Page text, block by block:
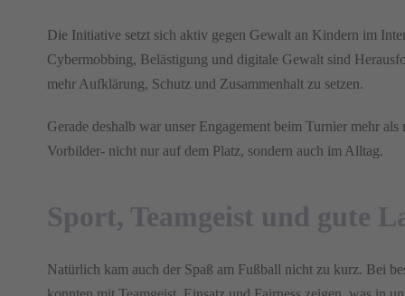
Die Initiative setzt sich aktiv gegen Gewalt an Kindern im
Cybermobbing, Belästigung und digitale Gewalt sind
mehr Aufklärung, Schutz und Zusammenhalt zu setzen.
Gerade deshalb war unser Engagement beim Turnier mehr
Vorbilder- nicht nur auf dem Platz, sondern auch im Alltag.
Sport, Teamgeist und gute
Natürlich kam auch der Spaß am Fußball nicht zu kurz. Bei